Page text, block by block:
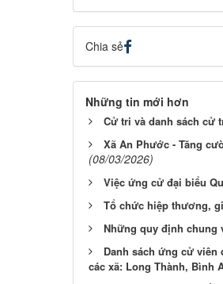
Chia sẻ
Những tin mới hơn
Cử tri và danh sách cử
Xã An Phước - Tăng
(08/03/2026)
Việc ứng cử đại biểu
Tổ chức hiệp thương,
Những quy định chung
Danh sách ứng cử viên
các xã: Long Thành, Bình